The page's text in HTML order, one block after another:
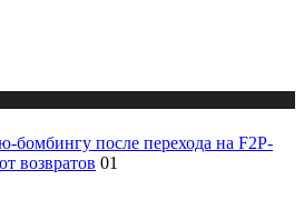
бомбингу после перехода на F2P-
возвратов 01